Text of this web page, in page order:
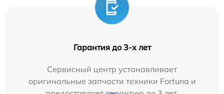
Гарантия до 3-х лет
Сервисный центр устанавливает
оригинальные запчасти техники Fortuna и